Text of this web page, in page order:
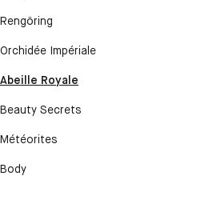
Rengöring
Orchidée Impériale
Abeille Royale
Beauty Secrets
Météorites
Body